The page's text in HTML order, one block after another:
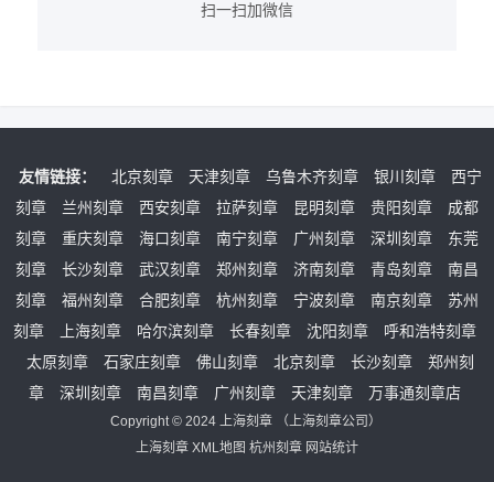
扫一扫加微信
友情链接： 北京刻章 天津刻章 乌鲁木齐刻章 银川刻章
西宁
刻章
兰州刻章 西安刻章 拉萨刻章 昆明刻章 贵阳刻章
成都
刻章
重庆刻章 海口刻章 南宁刻章 广州刻章 深圳刻章
东莞
刻章
长沙刻章 武汉刻章 郑州刻章 济南刻章 青岛刻章
南昌
刻章
福州刻章 合肥刻章 杭州刻章 宁波刻章 南京刻章
苏州
刻章
上海刻章 哈尔滨刻章 长春刻章 沈阳刻章
呼和浩特刻章
太原刻章
石家庄刻章 佛山刻章 北京刻章 长沙刻章
郑州刻
章
深圳刻章 南昌刻章 广州刻章 天津刻章 万事通刻章店
Copyright © 2024 上海刻章（上海刻章公司 ）
上海刻章 XML地图 杭州刻章 网站统计